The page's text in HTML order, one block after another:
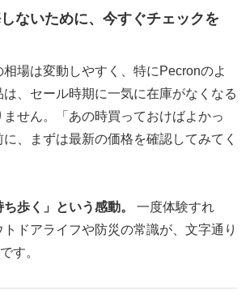
ないために、今すぐチェックを
場は変動しやすく、特にPecronのよ
は、セール時期に一気に在庫がなくなる
ません。「あの時買っておけばよかっ
、まずは最新の価格を確認してみてく
ち歩く」という感動。
一度体験すれ
ドアライフや防災の常識が、文字通り
す。